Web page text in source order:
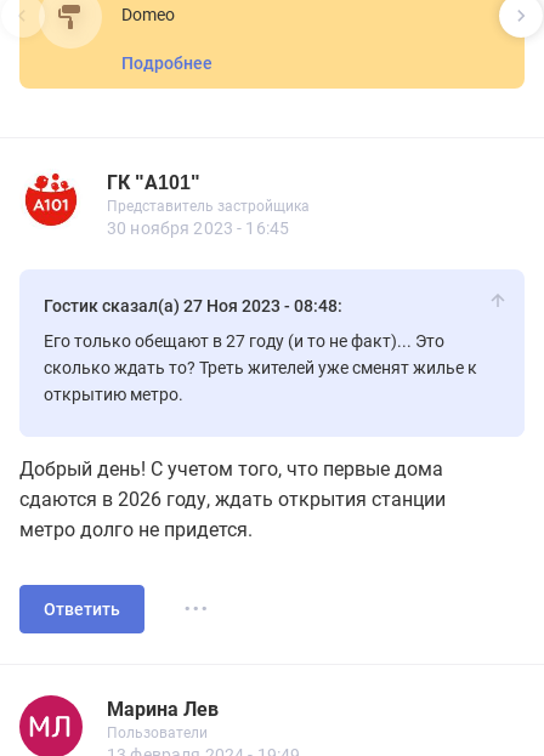
Domeo
Подробнее
ГК "А101"
ГК "А101"
Представитель застройщика
Представитель застройщика
561 сообщений
30 ноября 2023 - 16:45
Гостик сказал(а) 27 Ноя 2023 - 08:48:
Его только обещают в 27 году (и то не факт)... Это
сколько ждать то? Треть жителей уже сменят жилье к
открытию метро.
Добрый день! С учетом того, что первые дома
сдаются в 2026 году, ждать открытия станции
метро долго не придется.
Ответить ...
Марина Лев
Марина Лев
Пользователи
Новичок
Пользователи
8 сообщений